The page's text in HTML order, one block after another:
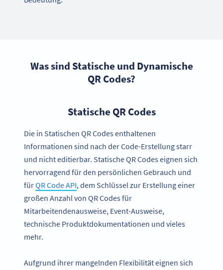
Was sind Statische und Dynamische
QR Codes?
Statische QR Codes
Die in Statischen QR Codes enthaltenen
Informationen sind nach der Code-Erstellung starr
und nicht editierbar. Statische QR Codes eignen sich
hervorragend für den persönlichen Gebrauch und
fürQR Code API, dem Schlüssel zur Erstellung einer
großen Anzahl von QR Codes für
Mitarbeitendenausweise, Event-Ausweise,
technische Produktdokumentationen und vieles
mehr.
Aufgrund ihrer mangelnden Flexibilität eignen sich